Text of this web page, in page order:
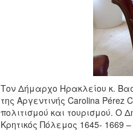
Τον Δήμαρχο Ηρακλείου κ.
της Αργεντινής Carolina
πολιτισμού και τουρισμού. Ο
Κρητικός Πόλεμος 1645-